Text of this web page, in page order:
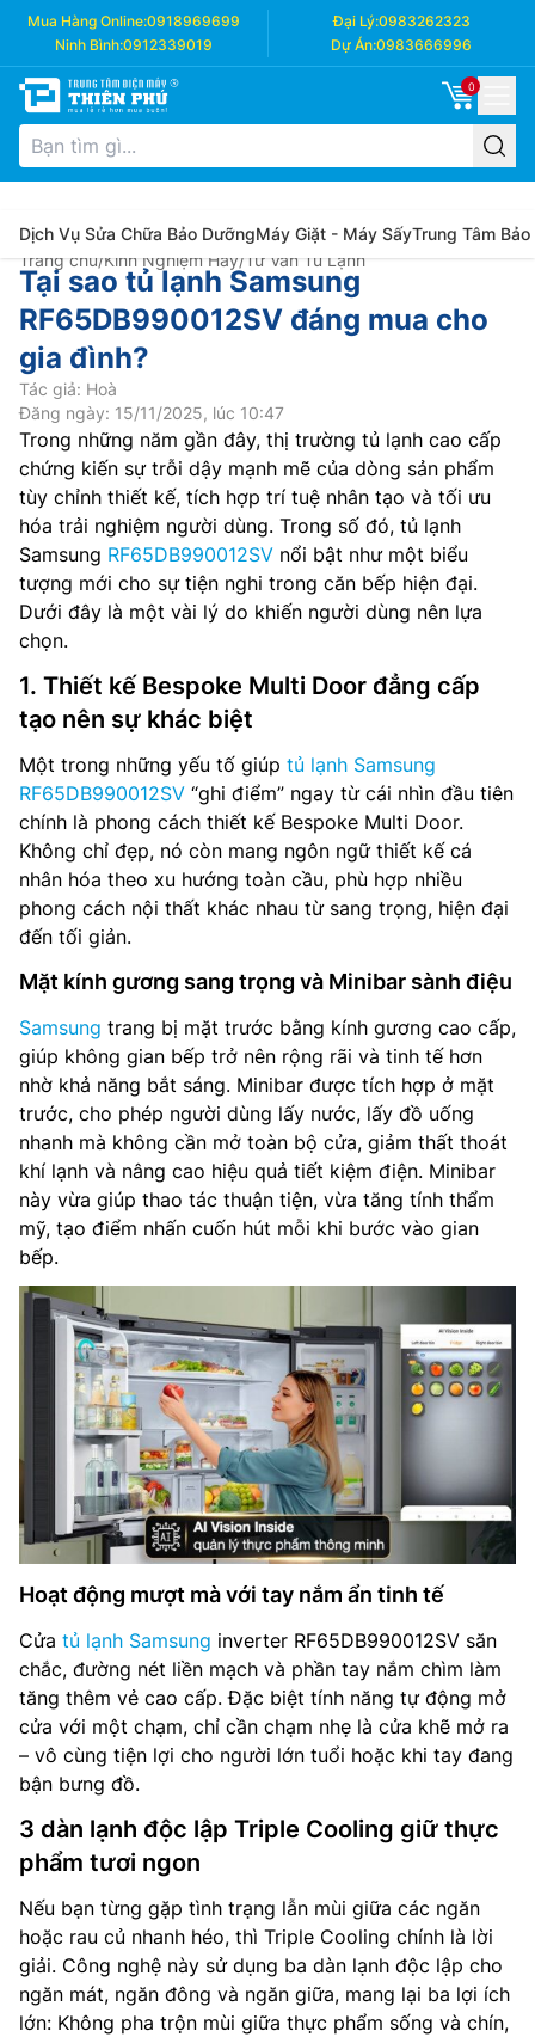
Mua Hàng Online:0918969699 Đại Lý:0983262323
Ninh Bình:0912339019 Dự Án:0983666996
0
Dịch Vụ Sửa Chữa Bảo DưỡngMáy Giặt - Máy SấyTrung Tâm Bảo
Trang chủ/Kinh Nghiệm Hay/Tư Vấn Tủ Lạnh
Tại sao tủ lạnh Samsung
RF65DB990012SV đáng mua cho
gia đình?
Tác giả: Hoà
Đăng ngày: 15/11/2025, lúc 10:47
Trong những năm gần đây, thị trường tủ lạnh cao cấp
chứng kiến sự trỗi dậy mạnh mẽ của dòng sản phẩm
tùy chỉnh thiết kế, tích hợp trí tuệ nhân tạo và tối ưu
hóa trải nghiệm người dùng. Trong số đó, tủ lạnh
Samsung RF65DB990012SV nổi bật như một biểu
tượng mới cho sự tiện nghi trong căn bếp hiện đại.
Dưới đây là một vài lý do khiến người dùng nên lựa
chọn.
1. Thiết kế Bespoke Multi Door đẳng cấp
tạo nên sự khác biệt
Một trong những yếu tố giúp tủ lạnh Samsung
RF65DB990012SV “ghi điểm” ngay từ cái nhìn đầu tiên
chính là phong cách thiết kế Bespoke Multi Door.
Không chỉ đẹp, nó còn mang ngôn ngữ thiết kế cá
nhân hóa theo xu hướng toàn cầu, phù hợp nhiều
phong cách nội thất khác nhau từ sang trọng, hiện đại
đến tối giản.
Mặt kính gương sang trọng và Minibar sành điệu
Samsung trang bị mặt trước bằng kính gương cao cấp,
giúp không gian bếp trở nên rộng rãi và tinh tế hơn
nhờ khả năng bắt sáng. Minibar được tích hợp ở mặt
trước, cho phép người dùng lấy nước, lấy đồ uống
nhanh mà không cần mở toàn bộ cửa, giảm thất thoát
khí lạnh và nâng cao hiệu quả tiết kiệm điện. Minibar
này vừa giúp thao tác thuận tiện, vừa tăng tính thẩm
mỹ, tạo điểm nhấn cuốn hút mỗi khi bước vào gian
bếp.
Hoạt động mượt mà với tay nắm ẩn tinh tế
Cửa tủ lạnh Samsung inverter RF65DB990012SV săn
chắc, đường nét liền mạch và phần tay nắm chìm làm
tăng thêm vẻ cao cấp. Đặc biệt tính năng tự động mở
cửa với một chạm, chỉ cần chạm nhẹ là cửa khẽ mở ra
– vô cùng tiện lợi cho người lớn tuổi hoặc khi tay đang
bận bưng đồ.
3 dàn lạnh độc lập Triple Cooling giữ thực
phẩm tươi ngon
Nếu bạn từng gặp tình trạng lẫn mùi giữa các ngăn
hoặc rau củ nhanh héo, thì Triple Cooling chính là lời
giải. Công nghệ này sử dụng ba dàn lạnh độc lập cho
ngăn mát, ngăn đông và ngăn giữa, mang lại ba lợi ích
lớn: Không pha trộn mùi giữa thực phẩm sống và chín,